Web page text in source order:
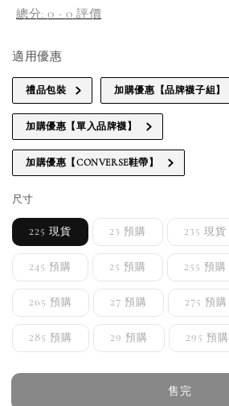
總分:0 - 0 評價
適用優惠
禮品包裝 加購優惠【品牌襪子組】
加購優惠【單入品牌襪】
加購優惠【CONVERSE鞋帶】
尺寸
225 現貨 23 預購 235 現貨
245 預購 25 預購 255 預購
265 預購 27 預購 275 預購
285 預購 29 預購 295 預購
售完